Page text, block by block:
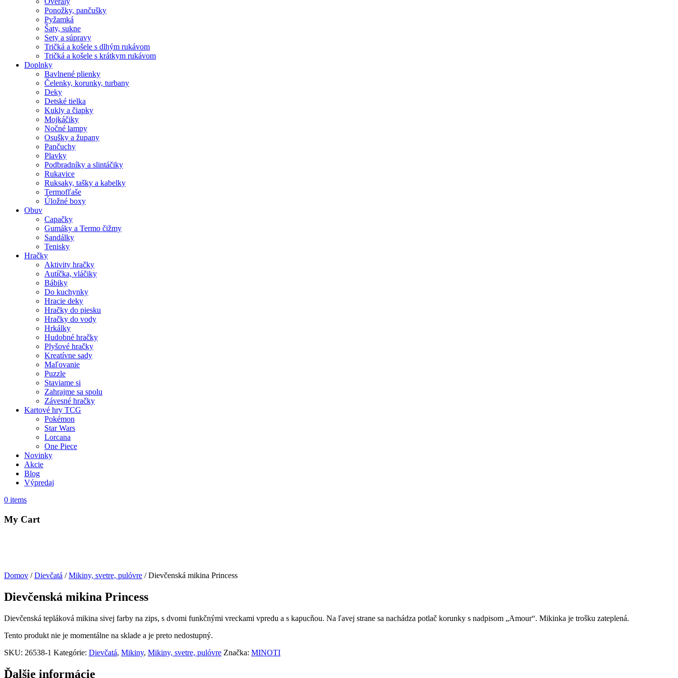
Ponožky, pančušky
Pyžamká
Šaty, sukne
Sety a súpravy
Tričká a košele s dlhým rukávom
Tričká a košele s krátkym rukávom
Doplnky
Bavlnené plienky
Čelenky, korunky, turbany
Deky
Detské tielka
Kukly a čiapky
Mojkáčiky
Nočné lampy
Osušky a župany
Pančuchy
Plavky
Podbradníky a slintáčiky
Rukavice
Ruksaky, tašky a kabelky
Termofľaše
Úložné boxy
Obuv
Capačky
Gumáky a Termo čižmy
Sandálky
Tenisky
Hračky
Aktivity hračky
Autíčka, vláčiky
Bábiky
Do kuchynky
Hracie deky
Hračky do piesku
Hračky do vody
Hrkálky
Hudobné hračky
Plyšové hračky
Kreatívne sady
Maľovanie
Puzzle
Staviame si
Zahrajme sa spolu
Závesné hračky
Kartové hry TCG
Pokémon
Star Wars
Lorcana
One Piece
Novinky
Akcie
Blog
Výpredaj
0 items
My Cart
Domov /Dievčatá /Mikiny, svetre, pulóvre / Dievčenská mikina Princess
Dievčenská mikina Princess
Dievčenská tepláková mikina sivej farby na zips, s dvomi funkčnými vreckami vpredu a s kapucňou. Na ľavej strane sa nachádza potlač korunky s nadpisom „Amour“. Mikinka je trošku zateplená.
Tento produkt nie je momentálne na sklade a je preto nedostupný.
SKU: 26538-1 Kategórie: Dievčatá, Mikiny, Mikiny, svetre, pulóvre Značka: MINOTI
Ďalšie informácie